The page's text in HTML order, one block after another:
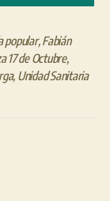
popular,Fabián
17 de Octubre,
, Unidad Sanitaria